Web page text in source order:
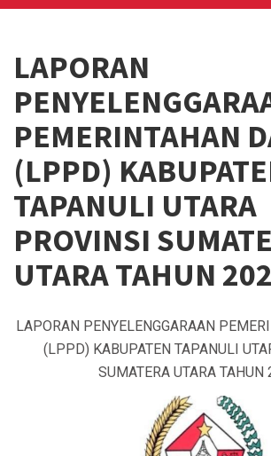
LAPORAN
PEMERINTAHAN
(LPPD)
TAPANULI UTARA
PROVINSI
UTARA TAHUN
LAPORAN PENYELENGGARAAN
(LPPD) KABUPATEN TAPANULI
SUMATERA UTARA TAHUN